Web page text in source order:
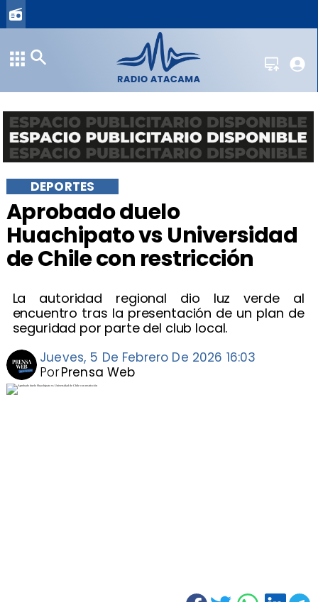
Aprobado duelo
Huachipato vs Universidad
de Chile con restricción
La autoridad regional dio luz verde al
encuentro tras la presentación de un plan de
seguridad por parte del club local.
DEPORTES
Jueves, 5 De Febrero De 2026 16:03
Prensa Web
Por